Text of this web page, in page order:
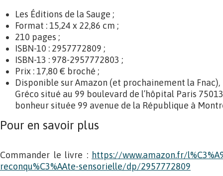
Les Éditions de la Sauge ;
Format : 15,24 x 22,86 cm ;
210 pages ;
ISBN-10 ‏: ‎2957772809 ;
ISBN-13 ‏: ‎978-2957772803 ;
Prix : 17,80 € broché ;
Disponible sur Amazon (et prochainement la
Gréco situé au 99 boulevard de l’hôpital Paris
bonheur située 99 avenue de la République à
Pour en savoir plus
Commander le livre : https://www.amazon.fr/
reconqu%C3%AAte-sensorielle/dp/2957772809